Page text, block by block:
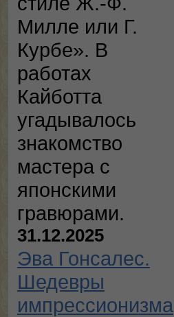
Милле или Г.
Курбе». В
работах
Кайботта
угадывалось
знакомство
мастера с
японскими
гравюрами.
31.12.2025
Эва Гонсалес.
Шедевры
импрессионизма